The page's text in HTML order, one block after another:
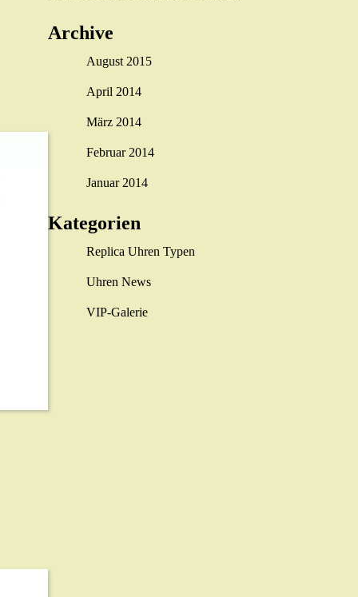
Archive
August 2015
April 2014
März 2014
Februar 2014
Januar 2014
Kategorien
Replica Uhren Typen
Uhren News
VIP-Galerie